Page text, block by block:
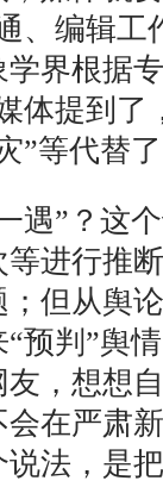
、编辑工
界根据
体提到了
”等代替
”？这个
进行推
但从舆
预判”舆
，想想
在严肃
法，是